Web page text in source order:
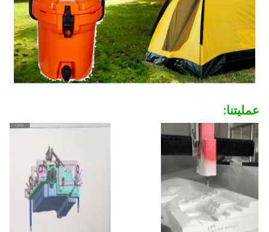
عمليتنا: